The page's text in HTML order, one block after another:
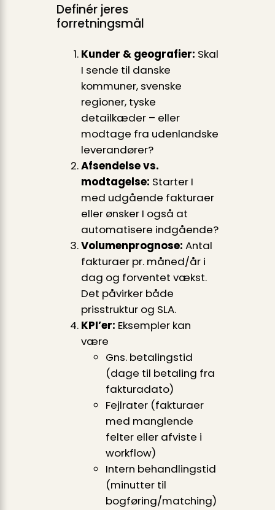
Definér jeres
forretningsmål
Kunder & geografier: Skal
I sende til danske
kommuner, svenske
regioner, tyske
detailkæder – eller
modtage fra udenlandske
leverandører?
Afsendelse vs.
modtagelse: Starter I
med udgående fakturaer
eller ønsker I også at
automatisere indgående?
Volumenprognose: Antal
fakturaer pr. måned/år i
dag og forventet vækst.
Det påvirker både
prisstruktur og SLA.
KPI’er: Eksempler kan
være
Gns. betalingstid
(dage til betaling fra
fakturadato)
Fejlrater (fakturaer
med manglende
felter eller afviste i
workflow)
Intern behandlingstid
(minutter til
bogføring/matching)